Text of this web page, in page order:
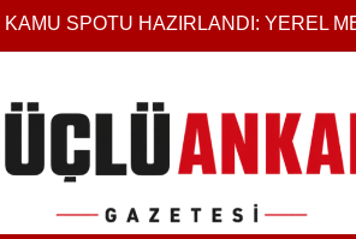
KAMU SPOTU HAZIRLANDI: YEREL